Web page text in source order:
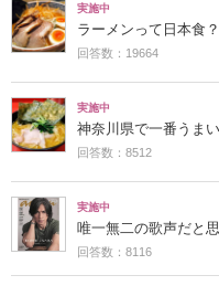
実施中
ラーメンって日本食
回答数：19664
実施中
神奈川県で一番うま
回答数：8512
実施中
唯一無二の歌声だと
回答数：8116